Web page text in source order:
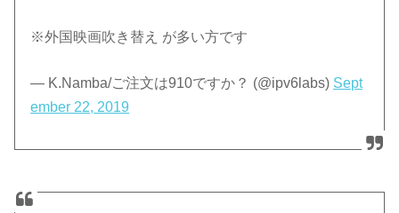
※外国映画吹き替え が多い方です
— K.Namba/ご注文は910ですか？ (@ipv6labs) Sept
ember 22, 2019